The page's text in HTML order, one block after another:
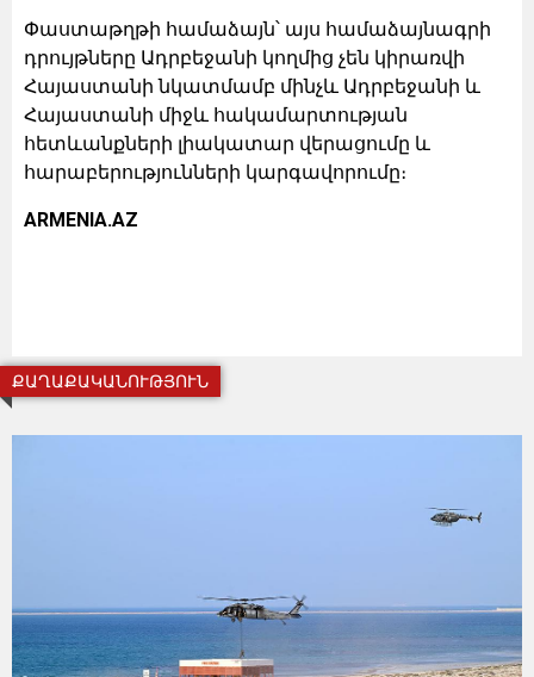
Փաստաթղթի համաձայն՝ այս համաձայնագրի
դրույթները Ադրբեջանի կողմից չեն կիրառվի
Հայաստանի նկատմամբ մինչև Ադրբեջանի և
Հայաստանի միջև հակամարտության
հետևանքների լիակատար վերացումը և
հարաբերությունների կարգավորումը։
ARMENIA.AZ
ՔԱՂԱՔԱԿԱՆՈՒԹՅՈՒՆ